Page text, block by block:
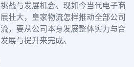
战与发展机会。现如今当代电子商
壮大，皇家物流怎样推动全部公司
，要从公司本身发展整体实力与合
展与提升来完成。